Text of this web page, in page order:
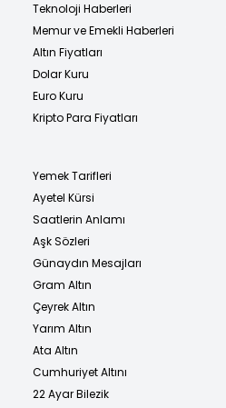
Teknoloji Haberleri
Memur ve Emekli Haberleri
Altın Fiyatları
Dolar Kuru
Euro Kuru
Kripto Para Fiyatları
Yemek Tarifleri
Ayetel Kürsi
Saatlerin Anlamı
Aşk Sözleri
Günaydın Mesajları
Gram Altın
Çeyrek Altın
Yarım Altın
Ata Altın
Cumhuriyet Altını
22 Ayar Bilezik